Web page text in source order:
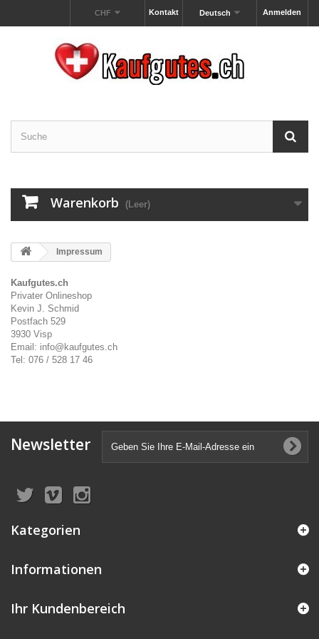
Anmelden
Deutsch
Kontakt
CHF
Warenkorb (Leer)
Impressum
Kaufgutes.ch
Privater Onlineshop
Kevin J. Schmid
Postfach 529
3930 Visp
Email: info@kaufgutes.ch
Tel: 076 / 528 17 46
Newsletter
Kategorien
Informationen
Ihr Kundenbereich